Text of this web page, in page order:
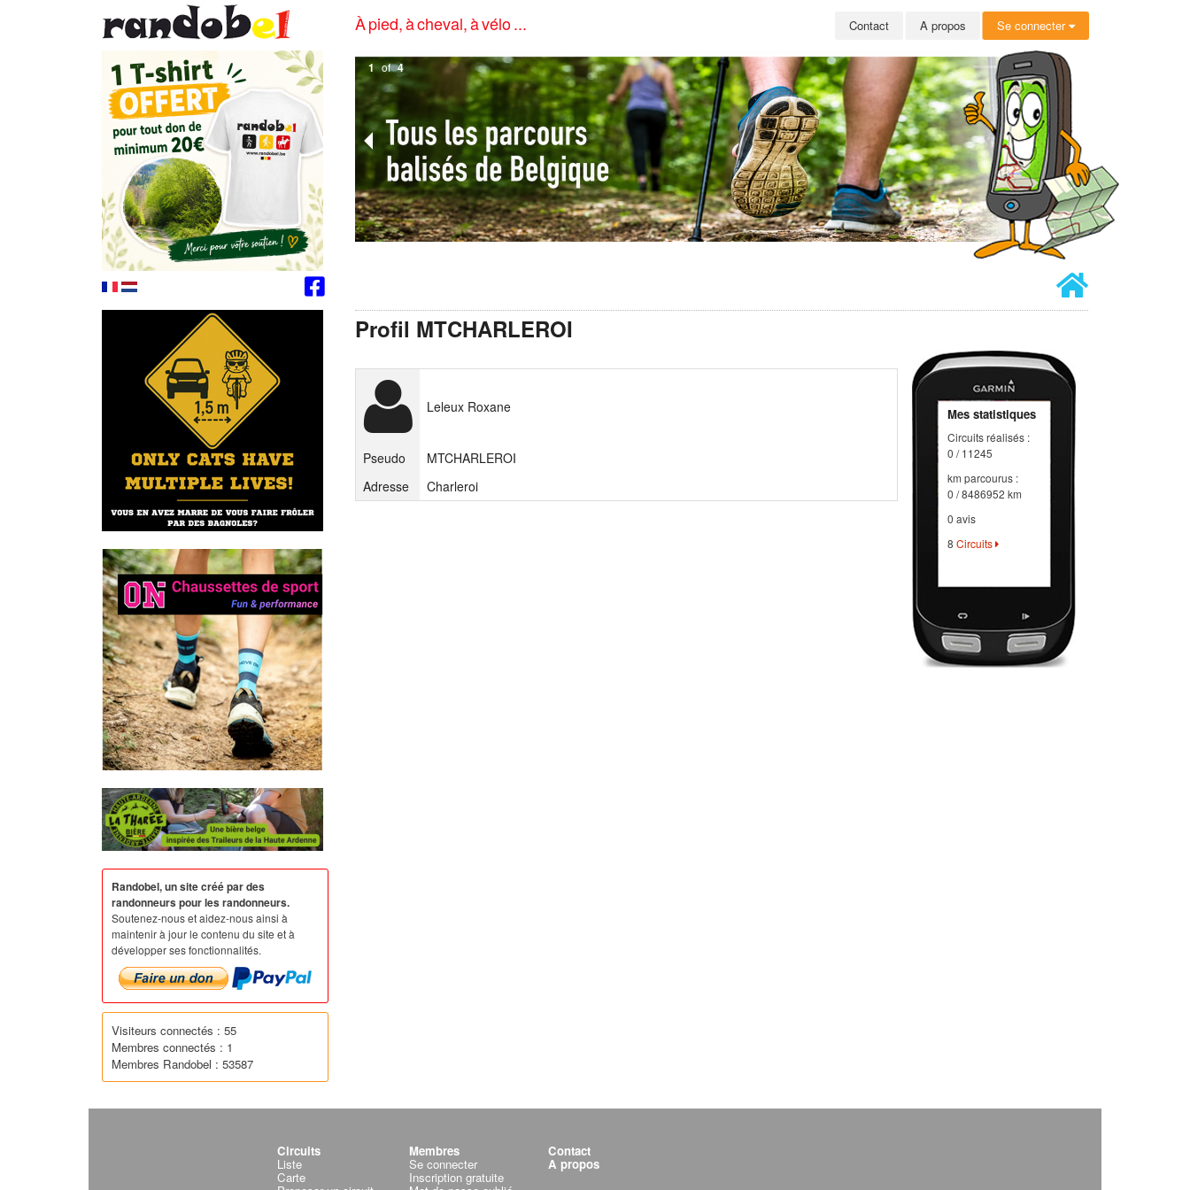
À pied, à cheval, à vélo ... Contact A propos Se connecter
1 of 4
Profil MTCHARLEROI
Leleux Roxane
Pseudo
MTCHARLEROI
Adresse
Charleroi
Mes statistiques
Circuits réalisés :
0 / 11245
km parcourus :
0 / 8486952 km
0 avis
8 Circuits
Randobel, un site créé par des
randonneurs pour les randonneurs.
Soutenez-nous et aidez-nous ainsi à
maintenir à jour le contenu du site et à
développer ses fonctionnalités.
Visiteurs connectés : 55
Membres connectés : 1
Membres Randobel : 53587
Circuits
Liste
Carte
Membres
Se connecter
Inscription gratuite
Contact
A propos